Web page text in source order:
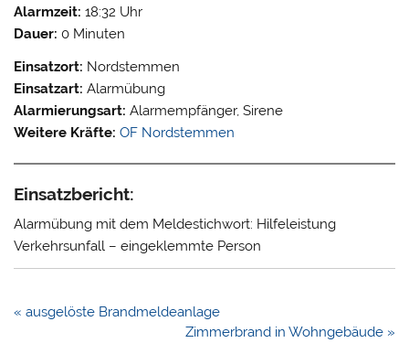
Alarmzeit: 18:32 Uhr
Dauer: 0 Minuten
Einsatzort: Nordstemmen
Einsatzart: Alarmübung
Alarmierungsart: Alarmempfänger, Sirene
Weitere Kräfte: OF Nordstemmen
Einsatzbericht:
Alarmübung mit dem Meldestichwort: Hilfeleistung
Verkehrsunfall – eingeklemmte Person
Beitragsnavigation
« ausgelöste Brandmeldeanlage
Zimmerbrand in Wohngebäude »